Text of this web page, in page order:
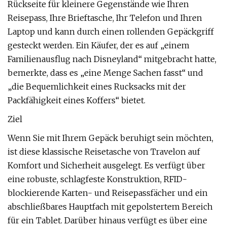
Rückseite für kleinere Gegenstände wie Ihren
Reisepass, Ihre Brieftasche, Ihr Telefon und Ihren
Laptop und kann durch einen rollenden Gepäckgriff
gesteckt werden. Ein Käufer, der es auf „einem
Familienausflug nach Disneyland“ mitgebracht hatte,
bemerkte, dass es „eine Menge Sachen fasst“ und
„die Bequemlichkeit eines Rucksacks mit der
Packfähigkeit eines Koffers“ bietet.
Ziel
Wenn Sie mit Ihrem Gepäck beruhigt sein möchten,
ist diese klassische Reisetasche von Travelon auf
Komfort und Sicherheit ausgelegt. Es verfügt über
eine robuste, schlagfeste Konstruktion, RFID-
blockierende Karten- und Reisepassfächer und ein
abschließbares Hauptfach mit gepolstertem Bereich
für ein Tablet. Darüber hinaus verfügt es über eine